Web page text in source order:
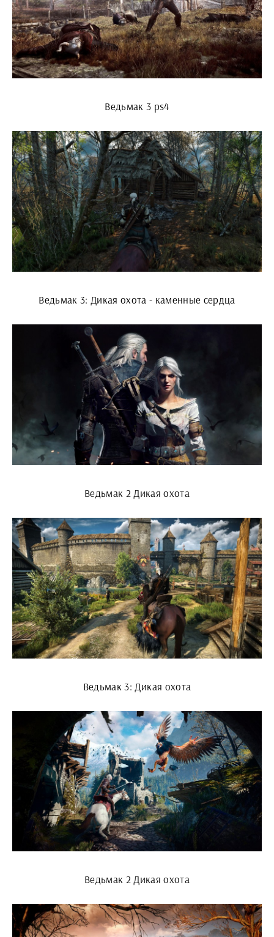
Ведьмак 3 ps4
Ведьмак 3: Дикая охота - каменные сердца
Ведьмак 2 Дикая охота
Ведьмак 3: Дикая охота
Ведьмак 2 Дикая охота